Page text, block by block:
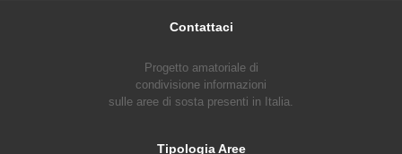
Contattaci
Progetto amatoriale di
condivisione informazioni
sulle aree di sosta presenti in Italia.
Tipologia Aree